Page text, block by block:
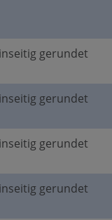
gerundet
gerundet
gerundet
gerundet